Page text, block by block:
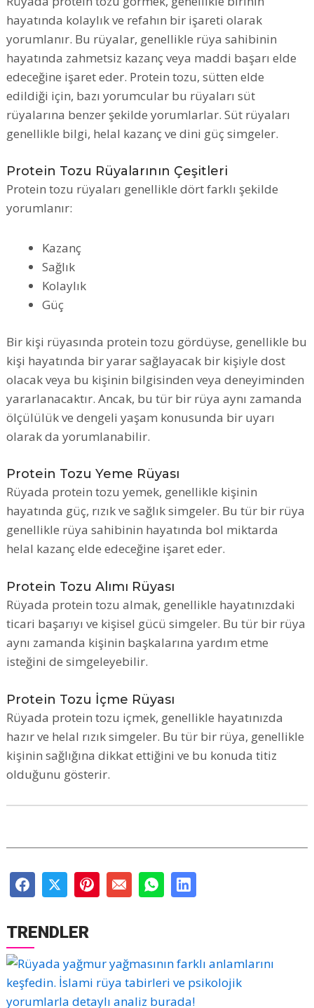
hayatında kolaylık ve refahın bir işareti olarak
yorumlanır. Bu rüyalar, genellikle rüya sahibinin
hayatında zahmetsiz kazanç veya maddi başarı elde
edeceğine işaret eder. Protein tozu, sütten elde
edildiği için, bazı yorumcular bu rüyaları süt
rüyalarına benzer şekilde yorumlarlar. Süt rüyaları
genellikle bilgi, helal kazanç ve dini güç simgeler.
Protein Tozu Rüyalarının Çeşitleri
Protein tozu rüyaları genellikle dört farklı şekilde
yorumlanır:
Kazanç
Sağlık
Kolaylık
Güç
Bir kişi rüyasında protein tozu gördüyse, genellikle bu
kişi hayatında bir yarar sağlayacak bir kişiyle dost
olacak veya bu kişinin bilgisinden veya deneyiminden
yararlanacaktır. Ancak, bu tür bir rüya aynı zamanda
ölçülülük ve dengeli yaşam konusunda bir uyarı
olarak da yorumlanabilir.
Protein Tozu Yeme Rüyası
Rüyada protein tozu yemek, genellikle kişinin
hayatında güç, rızık ve sağlık simgeler. Bu tür bir rüya
genellikle rüya sahibinin hayatında bol miktarda
helal kazanç elde edeceğine işaret eder.
Protein Tozu Alımı Rüyası
Rüyada protein tozu almak, genellikle hayatınızdaki
ticari başarıyı ve kişisel gücü simgeler. Bu tür bir rüya
aynı zamanda kişinin başkalarına yardım etme
isteğini de simgeleyebilir.
Protein Tozu İçme Rüyası
Rüyada protein tozu içmek, genellikle hayatınızda
hazır ve helal rızık simgeler. Bu tür bir rüya, genellikle
kişinin sağlığına dikkat ettiğini ve bu konuda titiz
olduğunu gösterir.
TRENDLER